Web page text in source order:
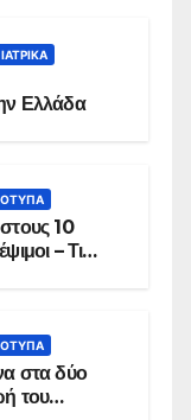
ΙΑΤΡΙΚΆ
Ελλάδα
10
– Τι
στα δύο
του